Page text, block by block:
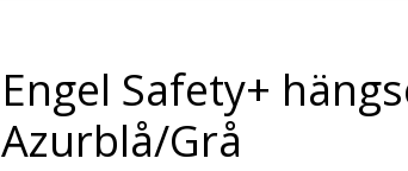
Engel Safety+
Azurblå/Grå